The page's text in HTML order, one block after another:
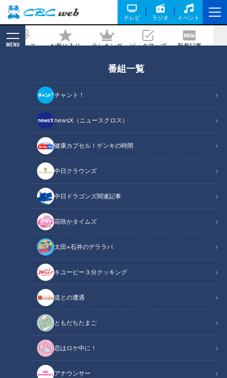
テレビ ラジオ イベント
ニュース お気に入り ランキング ピックアップ 新着記事
MENU
番組一覧
チャント！
newsX（ニュースクロス）
健康カプセル！ゲンキの時間
中日クラウンズ
中日ドラゴンズ関連記事
花咲かタイムズ
太田×石井のデララバ
キユーピー３分クッキング
道との遭遇
ともだちたまご
恋はロケ中に！
アナウンサー
を巡る旅④【道との遭遇】
2024/12/27 12:00
道との遭遇
「道との遭遇」動画
軽トラ女子・三田悠貴が岐阜を一周！3日間で走行距離
550km！
地元民・三田も食べたことがない！？絶品・岐阜グルメを食べ
つくす！
『歩道・車道バラエティ 道との遭遇』は CBCテレビ 毎週